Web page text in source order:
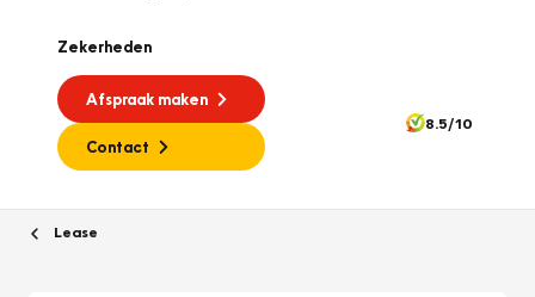
Zekerheden
Afspraak maken
Contact
8.5/10
Lease